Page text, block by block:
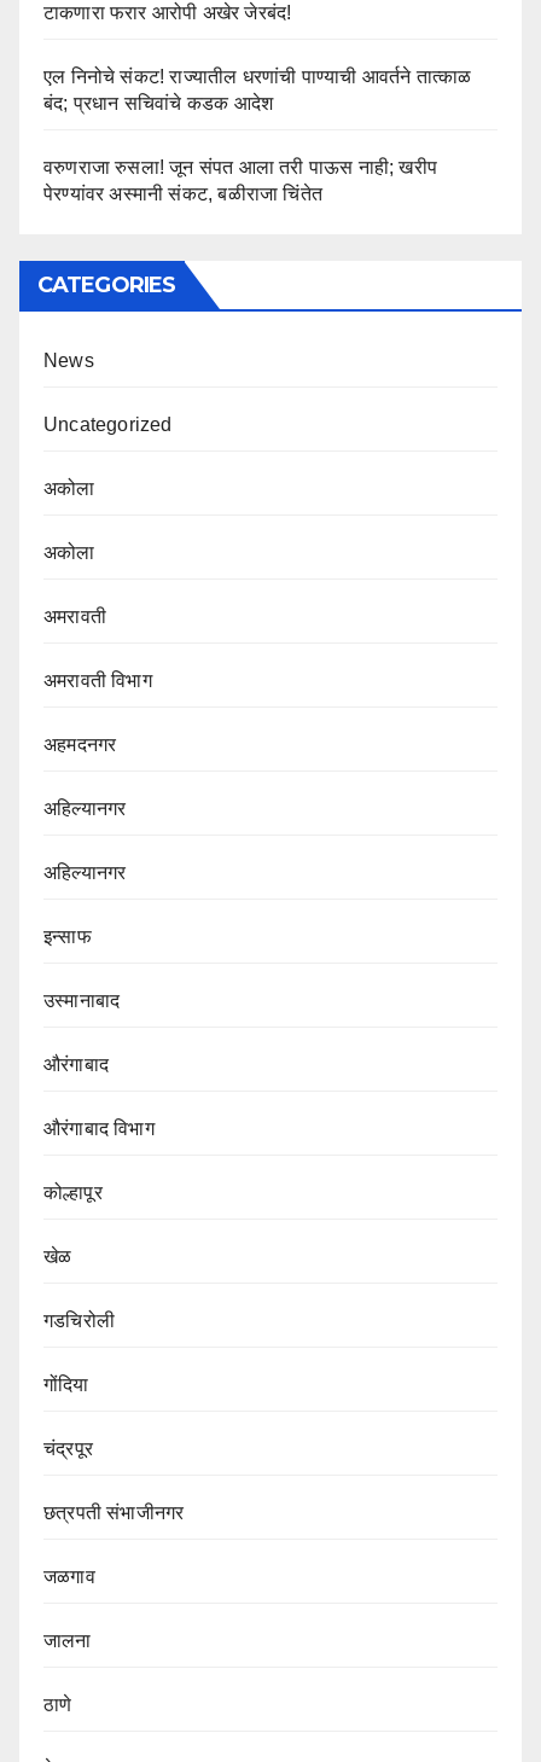
टाकणारा फरार आरोपी अखेर जेरबंद!
एल निनोचे संकट! राज्यातील धरणांची पाण्याची आवर्तने तात्काळ
बंद; प्रधान सचिवांचे कडक आदेश
वरुणराजा रुसला! जून संपत आला तरी पाऊस नाही; खरीप
पेरण्यांवर अस्मानी संकट, बळीराजा चिंतेत
CATEGORIES
News
Uncategorized
अकोला
अकोला
अमरावती
अमरावती विभाग‌
अहमदनगर
अहिल्यानगर
अहिल्यानगर
इन्साफ
उस्मानाबाद
औरंगाबाद
औरंगाबाद विभाग‌
कोल्हापूर
खेळ
गडचिरोली
गोंदिया
चंद्रपूर
छत्रपती संभाजीनगर
जळगाव
जालना
ठाणे